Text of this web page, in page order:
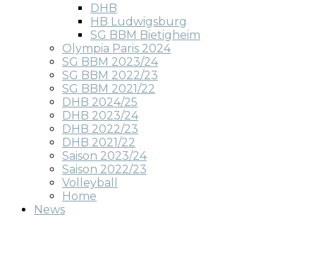
DHB
HB Ludwigsburg
SG BBM Bietigheim
Olympia Paris 2024
SG BBM 2023/24
SG BBM 2022/23
SG BBM 2021/22
DHB 2024/25
DHB 2023/24
DHB 2022/23
DHB 2021/22
Saison 2023/24
Saison 2022/23
Volleyball
Home
News